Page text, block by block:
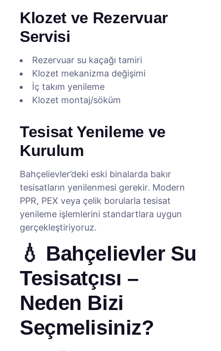
Klozet ve Rezervuar
Servisi
Rezervuar su kaçağı tamiri
Klozet mekanizma değişimi
İç takım yenileme
Klozet montaj/söküm
Tesisat Yenileme ve
Kurulum
Bahçelievler’deki eski binalarda bakır
tesisatların yenilenmesi gerekir. Modern
PPR, PEX veya çelik borularla tesisat
yenileme işlemlerini standartlara uygun
gerçekleştiriyoruz.
💧 Bahçelievler Su
Tesisatçısı –
Neden Bizi
Seçmelisiniz?